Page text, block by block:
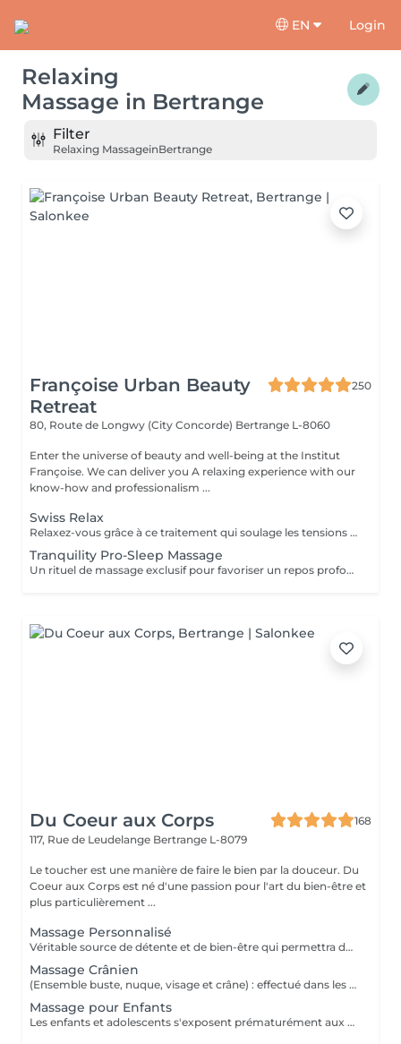
EN Login
Relaxing
Massage in Bertrange
Filter
Relaxing MassageinBertrange
Françoise Urban Beauty
Retreat
250
80, Route de Longwy (City Concorde) Bertrange L-8060
Enter the universe of beauty and well-being at the Institut
Françoise. We can deliver you A relaxing experience with our
know-how and professionalism ...
Swiss Relax
Relaxez-vous grâce à ce traitement qui soulage les tensions pour un dos parfaitement détendu.
Tranquility Pro-Sleep Massage
Un rituel de massage exclusif pour favoriser un repos profond du corps et de lesprit. Les effets positifs relaxants et anti-stress du «tranquility Blend» sont augmentés par les techniques du modelage exclusif, inspiré par layurvéda du Kérala et le rituel de massage traditionnel indonésien «Sea malay», intéressant pour ses vertus sur le système nerveux et lesprit. Tranquility Pro-Sleep Massage, aide le corps à récupérer des situations de stress et améliore la qualité du repos et du sommeil.
Du Coeur aux Corps
168
117, Rue de Leudelange Bertrange L-8079
Le toucher est une manière de faire le bien par la douceur. Du
Coeur aux Corps est né d'une passion pour l'art du bien-être et
plus particulièrement ...
Massage Personnalisé
Véritable source de détente et de bien-être qui permettra de retirer les noeuds musculaires tout en favorisant un état intense de relaxation, des pieds à la tête ou selon vos besoins et envie. Un moment de lâcher prise pour le corps et l'esprit.
Massage Crânien
(Ensemble buste, nuque, visage et crâne) : effectué dans les règles de l'art, le massage crânien possède de nombreuses vertus : il lutte contre la fatigue, il réduit le stress, il atténue les maux de tête, il combat les insomnies et il calme les tensions dans la nuque et le haut du dos. Un beau moment de déconnexion totale, de quoi vous vider complètement la tête.
Massage pour Enfants
Les enfants et adolescents s'exposent prématurément aux agitations du quotidien. Le massage constitue le début d'un apprentissage pour prendre soin de leur corps et de leur bien-être, dès leur plus jeune âge. Il favorise son développement et sa croissance et peut être une source de guérison et d'un bon équilibre pour son organisme. De quoi également lui donner confiance durant cette période de transition vers l'âge adulte.